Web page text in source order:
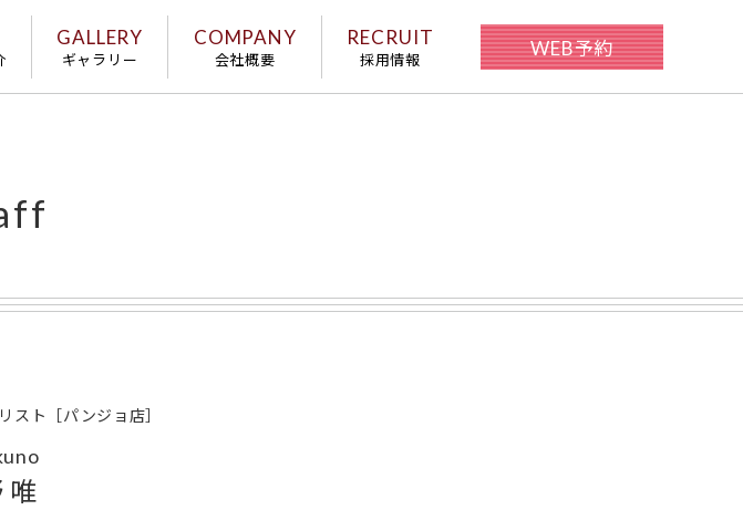
GALLERY
ギャラリー
COMPANY
会社概要
RECRUIT
採用情報 WEB予約
スト［パンジョ店］
唯